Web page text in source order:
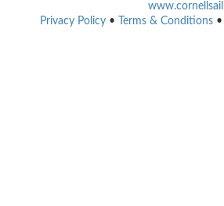
Privacy Policy• Terms & Conditions•